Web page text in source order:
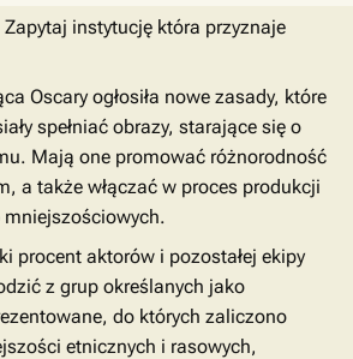
Zapytaj instytucję która przyznaje
Oscary ogłosiła nowe zasady, które
spełniać obrazy, starające się o
Mają one promować różnorodność
a także włączać w proces produkcji
procent aktorów i pozostałej ekipy
z grup określanych jako
do których zaliczono
etnicznych i rasowych,